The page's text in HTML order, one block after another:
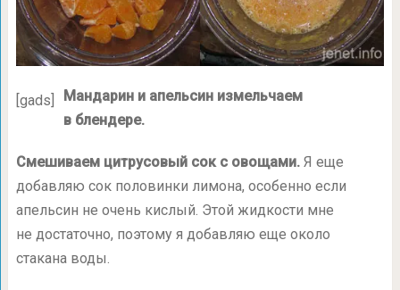
[gads]
Мандарин и апельсин измельчаем
в блендере.
Смешиваем цитрусовый сок с овощами.Я еще
добавляю сок половинки лимона, особенно если
апельсин не очень кислый. Этой жидкости мне
не достаточно, поэтому я добавляю еще около
стакана воды.